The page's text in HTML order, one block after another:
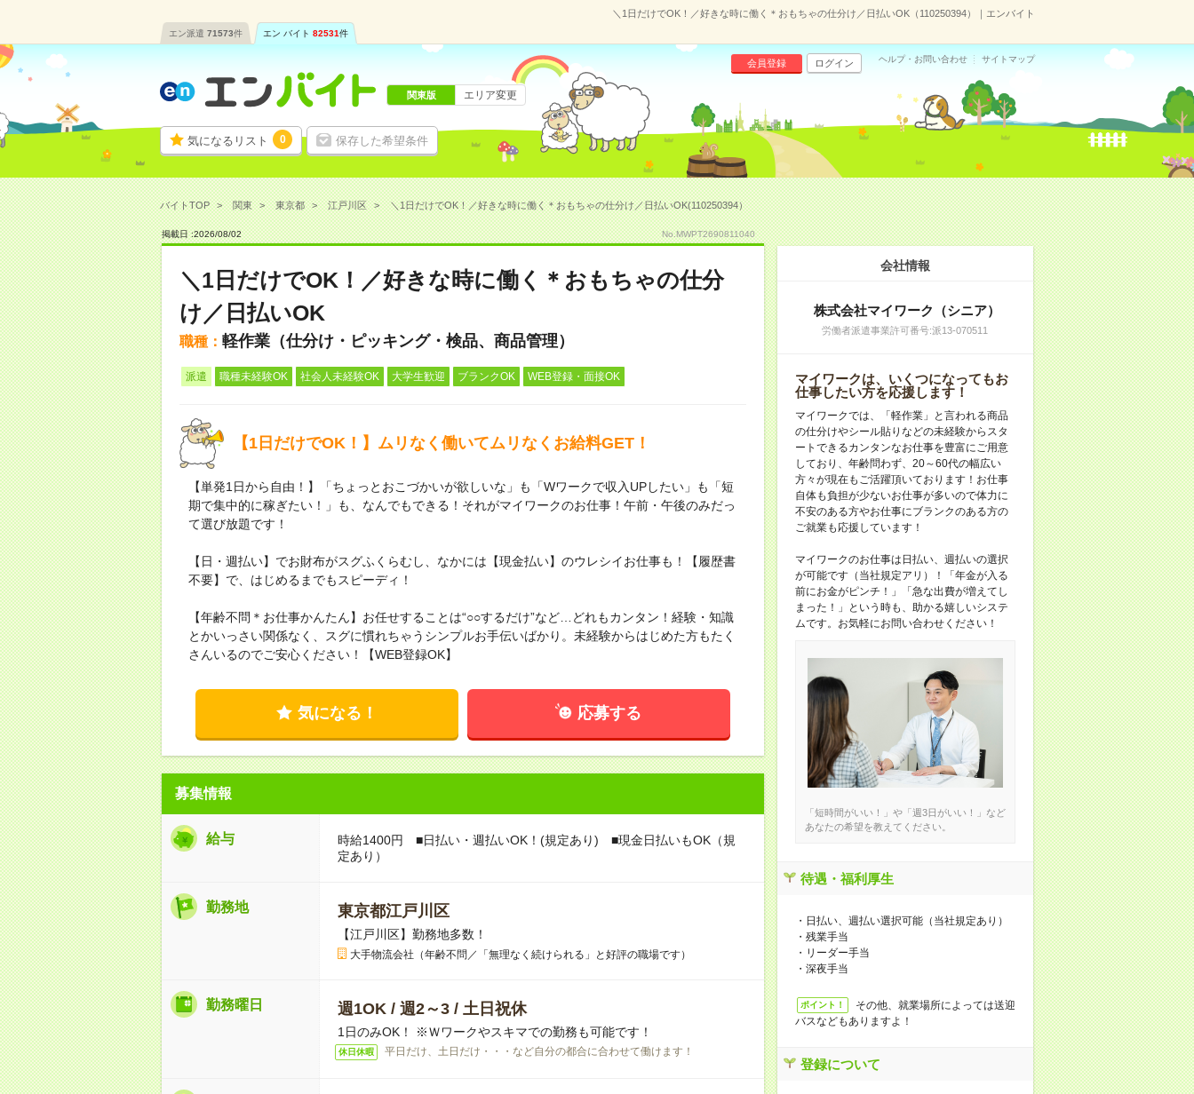
＼1日だけでOK！／好きな時に働く＊おもちゃの仕分け／日払いOK（110250394）｜エンバイト
エン派遣 71573件 エン バイト 82531件
気になるリスト 0 保存した希望条件
会員登録 ログイン ヘルプ・お問い合わせ サイトマップ
関東版 エリア変更
バイトTOP 関東 東京都 江戸川区 ＼1日だけでOK！／好きな時に働く＊おもちゃの仕分け／日払いOK(110250394）
掲載日 :2026/08/02 No.MWPT2690811040
＼1日だけでOK！／好きな時に働く＊おもちゃの仕分
け／日払いOK
職種： 軽作業（仕分け・ピッキング・検品、商品管理）
派遣 職種未経験OK 社会人未経験OK 大学生歓迎 ブランクOK WEB登録・面接OK
【1日だけでOK！】ムリなく働いてムリなくお給料GET！
【単発1日から自由！】「ちょっとおこづかいが欲しいな」も「Wワークで収入UPしたい」も「短
期で集中的に稼ぎたい！」も、なんでもできる！それがマイワークのお仕事！午前・午後のみだっ
て選び放題です！
【日・週払い】でお財布がスグふくらむし、なかには【現金払い】のウレシイお仕事も！【履歴書
不要】で、はじめるまでもスピーディ！
【年齢不問＊お仕事かんたん】お任せすることは“○○するだけ”など…どれもカンタン！経験・知識
とかいっさい関係なく、スグに慣れちゃうシンプルお手伝いばかり。未経験からはじめた方もたく
さんいるのでご安心ください！【WEB登録OK】
気になる！ 応募する
募集情報
給与
時給1400円 ■日払い・週払いOK！(規定あり) ■現金日払いもOK（規
定あり）
勤務地 東京都江戸川区
【江戸川区】勤務地多数！
大手物流会社（年齢不問／「無理なく続けられる」と好評の職場です）
勤務曜日 週1OK / 週2～3 / 土日祝休
1日のみOK！ ※Ｗワークやスキマでの勤務も可能です！
休日休暇 平日だけ、土日だけ・・・など自分の都合に合わせて働けます！
会社情報
株式会社マイワーク（シニア）
労働者派遣事業許可番号:派13-070511
マイワークは、いくつになってもお
仕事したい方を応援します！
マイワークでは、「軽作業」と言われる商品
の仕分けやシール貼りなどの未経験からスタ
ートできるカンタンなお仕事を豊富にご用意
しており、年齢問わず、20～60代の幅広い
方々が現在もご活躍頂いております！お仕事
自体も負担が少ないお仕事が多いので体力に
不安のある方やお仕事にブランクのある方の
ご就業も応援しています！
マイワークのお仕事は日払い、週払いの選択
が可能です（当社規定アリ）！「年金が入る
前にお金がピンチ！」「急な出費が増えてし
まった！」という時も、助かる嬉しいシステ
ムです。お気軽にお問い合わせください！
「短時間がいい！」や「週3日がいい！」など
あなたの希望を教えてください。
待遇・福利厚生
・日払い、週払い選択可能（当社規定あり）
・残業手当
・リーダー手当
・深夜手当
ポイント！
その他、就業場所によっては送迎
バスなどもありますよ！
登録について